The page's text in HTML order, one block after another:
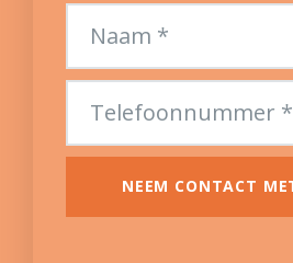
NEEM CONTACT